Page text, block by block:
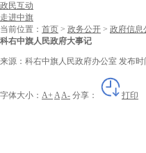
政民互动
走进中旗
当前位置： 首页 > 政务公开 > 政府信息
科右中旗人民政府大事记
来源：科右中旗人民政府办公室 发布时
字体大小： A+ AA- 分享： 打印